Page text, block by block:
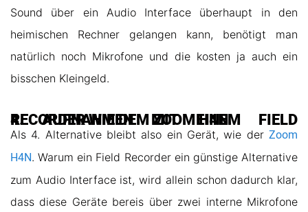
Sound über ein Audio Interface überhaupt in den
heimischen Rechner gelangen kann, benötigt man
natürlich noch Mikrofone und die kosten ja auch ein
bisschen Kleingeld.
4. AUFNAHMEN MIT EINEM FIELD RECORDER WIE DEM ZOOM H4N
Als 4. Alternative bleibt also ein Gerät, wie der Zoom
H4N. Warum ein Field Recorder ein günstige Alternative
zum Audio Interface ist, wird allein schon dadurch klar,
dass diese Geräte bereis über zwei interne Mikrofone